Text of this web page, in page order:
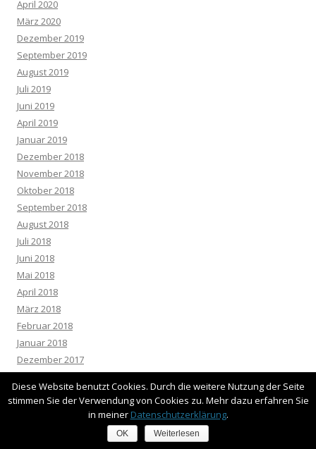
April 2020
März 2020
Dezember 2019
September 2019
August 2019
Juli 2019
Juni 2019
April 2019
Januar 2019
Dezember 2018
November 2018
Oktober 2018
September 2018
August 2018
Juli 2018
Juni 2018
Mai 2018
April 2018
März 2018
Februar 2018
Januar 2018
Dezember 2017
November 2017
Oktober 2017
Diese Website benutzt Cookies. Durch die weitere Nutzung der Seite
stimmen Sie der Verwendung von Cookies zu. Mehr dazu erfahren Sie
in meiner Datenschutzerklärung.
OK Weiterlesen